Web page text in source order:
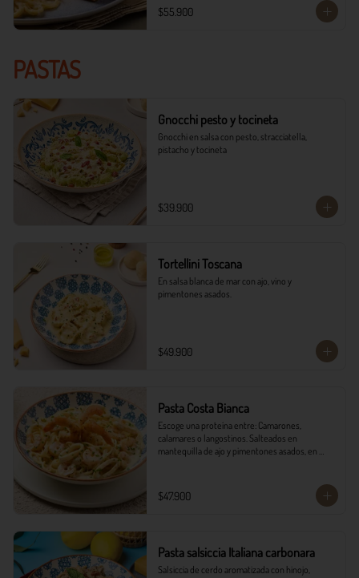
$55.900
PASTAS
Gnocchi pesto y tocineta
Gnocchi en salsa con pesto, stracciatella,
pistacho y tocineta
$39.900
Tortellini Toscana
En salsa blanca de mar con ajo, vino y
pimentones asados.
$49.900
Pasta Costa Bianca
Escoge una proteína entre: Camarones,
calamares o langostinos. Salteados en
mantequilla de ajo y pimentones asados, en
$47.900
Pasta salsiccia Italiana carbonara
Salsiccia de cerdo aromatizada con hinojo,